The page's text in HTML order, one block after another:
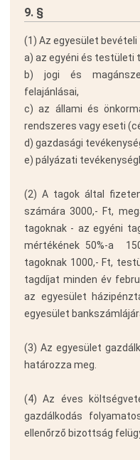
9. §
(1) Az egyesület bevételi
a) az egyéni és testületi
b) jogi és
felajánlásai,
c) az állami és
rendszeres vagy eseti
d) gazdasági
e) pályázati
(2) A tagok által
számára 3000,- Ft,
tagoknak - az egyéni
mértékének 50%-a 
tagoknak 1000,- Ft,
tagdíjat minden év
az egyesület
egyesület
(3) Az egyesület
határozza meg.
(4) Az éves
gazdálkodás
ellenőrző bizottság